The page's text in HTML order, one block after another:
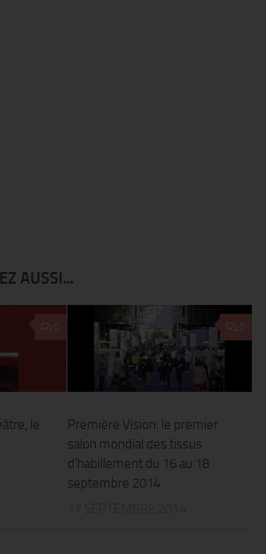
AUSSI...
le
Première Vision: le premier
salon mondial des tissus
d’habillement du 16 au 18
septembre 2014